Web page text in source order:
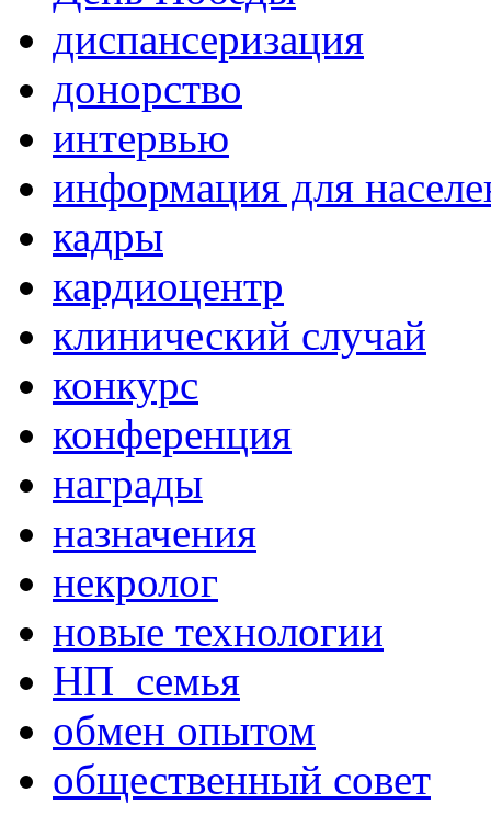
диспансеризация
донорство
интервью
информация для
кадры
кардиоцентр
клинический случай
конкурс
конференция
награды
назначения
некролог
новые технологии
НП_семья
обмен опытом
общественный совет